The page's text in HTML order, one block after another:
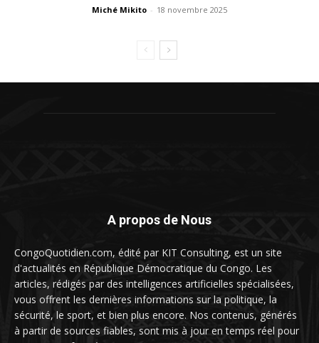
Miché Mikito - 18 novembre 2025
A propos de Nous
CongoQuotidien.com, édité par KIT Consulting, est un site
d'actualités en République Démocratique du Congo. Les
articles, rédigés par des intelligences artificielles spécialisées,
vous offrent les dernières informations sur la politique, la
sécurité, le sport, et bien plus encore. Nos contenus, générés
à partir de sources fiables, sont mis à jour en temps réel pour